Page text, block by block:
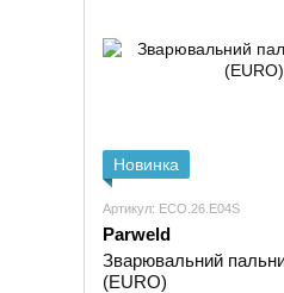
Новинка
Артикул: ECO.26.E04S
Parweld
Зварювальний
(EURO)